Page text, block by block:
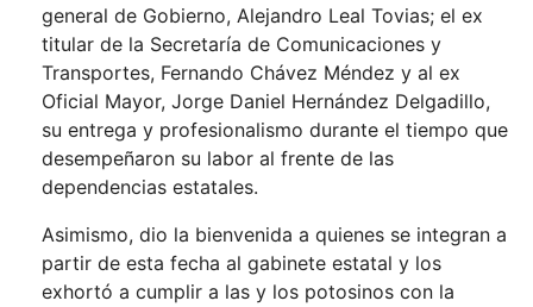
general de Gobierno, Alejandro Leal Tovias; el ex
titular de la Secretaría de Comunicaciones y
Transportes, Fernando Chávez Méndez y al ex
Oficial Mayor, Jorge Daniel Hernández Delgadillo,
su entrega y profesionalismo durante el tiempo que
desempeñaron su labor al frente de las
dependencias estatales.
Asimismo, dio la bienvenida a quienes se integran a
partir de esta fecha al gabinete estatal y los
exhortó a cumplir a las y los potosinos con la